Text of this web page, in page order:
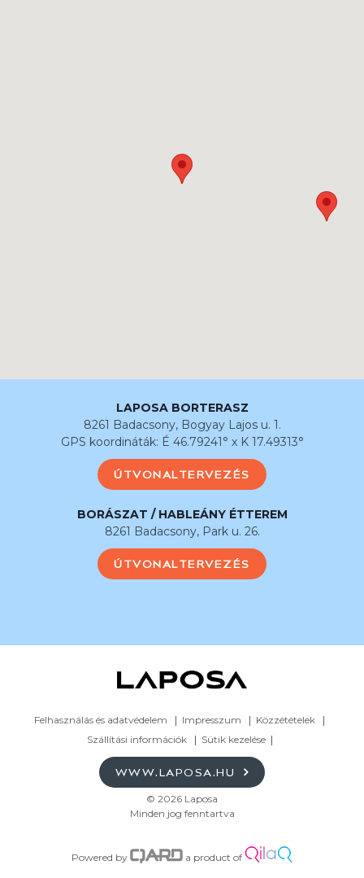
LAPOSA BORTERASZ
8261 Badacsony, Bogyay Lajos u. 1.
GPS koordináták: É 46.79241° x K 17.49313°
ÚTVONALTERVEZÉS
BORÁSZAT / HABLEÁNY ÉTTEREM
8261 Badacsony, Park u. 26.
ÚTVONALTERVEZÉS
Felhasználás és adatvédelem Impresszum
Közzétételek
Szállítási információk
Sütik kezelése
WWW.LAPOSA.HU
© 2026 Laposa
Minden jog fenntartva
Powered by a product of